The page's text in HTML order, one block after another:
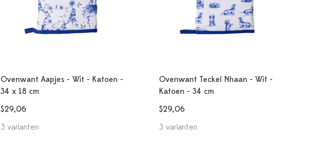
Ovenwant Aapjes - Wit - Katoen -
34 x 18 cm
$29,06
3 varianten
Ovenwant Teckel Nhaan - Wit -
Katoen - 34 cm
$29,06
3 varianten